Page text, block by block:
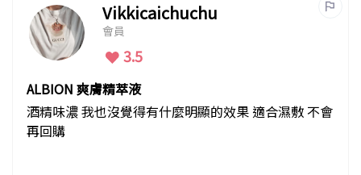
Vikkicaichuchu
會員
3.5
ALBION 爽膚精萃液
酒精味濃 我也沒覺得有什麼明顯的效果 適合濕敷 不會
再回購